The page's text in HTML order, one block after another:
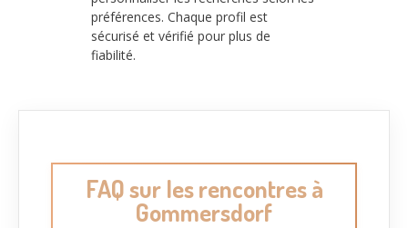
préférences. Chaque profil est
sécurisé et vérifié pour plus de
fiabilité.
FAQ sur les rencontres à
Gommersdorf